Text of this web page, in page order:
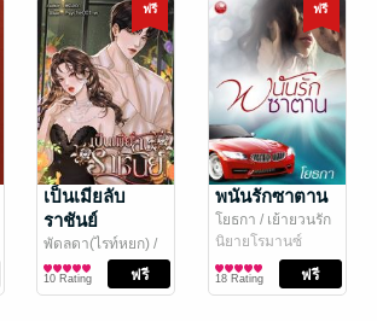
ฟรี
เป็นเมียลับ
ราชันย์
พัดลดา(ไรท์หยก) /
รัศมีสีทองอักษร
นิยายรัก
10 Rating
ฟรี
พนันรักซาตาน
โยธกา / เย้ายวนรัก
นิยายโรมานซ์
18 Rating